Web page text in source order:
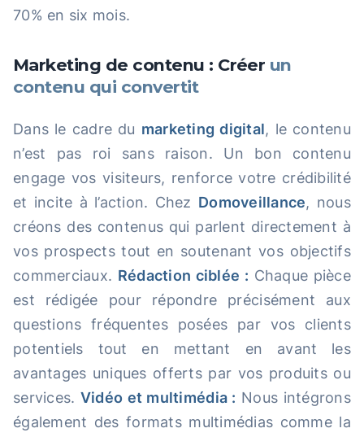
70% en six mois.
Marketing de contenu : Créer un
contenu qui convertit
Dans le cadre du marketing digital, le contenu
n’est pas roi sans raison. Un bon contenu
engage vos visiteurs, renforce votre crédibilité
et incite à l’action. Chez Domoveillance, nous
créons des contenus qui parlent directement à
vos prospects tout en soutenant vos objectifs
commerciaux. Rédaction ciblée : Chaque pièce
est rédigée pour répondre précisément aux
questions fréquentes posées par vos clients
potentiels tout en mettant en avant les
avantages uniques offerts par vos produits ou
services. Vidéo et multimédia : Nous intégrons
également des formats multimédias comme la